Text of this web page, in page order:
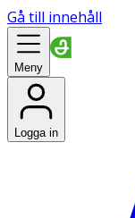
Gå till innehåll
Meny
Logga in